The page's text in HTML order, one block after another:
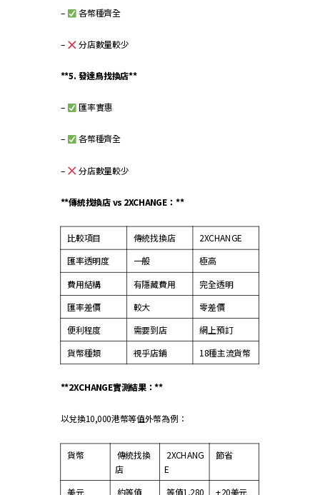
– 各幣種齊全
– 分店數量較少
**5. 發達鳥找換店**
– 匯率實惠
– 各幣種齊全
– 分店數量較少
**傳統找換店 vs 2XCHANGE：**
比較項目 傳統找換店
2XCHANGE
匯率透明度
一般
極高
費用結構
有隱藏費用
完全透明
匯率差價
較大
零差價
便利程度
需要到店
網上預訂
貨幣種類
視乎店鋪 18種主流貨幣
**2XCHANGE實測結果：**
以兌換10,000港幣等值外幣為例：
貨幣
傳統找換
店
2XCHANG
E
節省
美元 約等值 等值1,280 +20美元